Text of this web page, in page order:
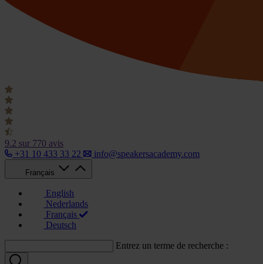
9.2 sur 770 avis
+31 10 433 33 22
info@speakersacademy.com
Français
English
Nederlands
Français
Deutsch
Entrez un terme de recherche :